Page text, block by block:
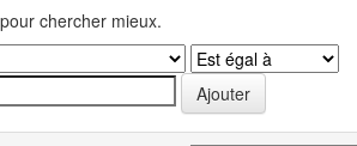
chercher mieux.